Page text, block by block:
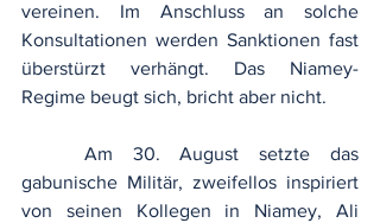
vereinen. Im Anschluss an solche
Konsultationen werden Sanktionen fast
überstürzt verhängt. Das Niamey-
Regime beugt sich, bricht aber nicht.
gabunische Militär, zweifellos inspiriert
von seinen Kollegen in Niamey, Ali